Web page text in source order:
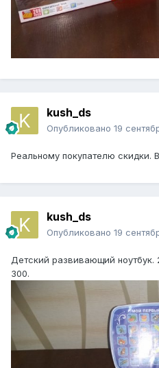
kush_ds
Опубликовано 19
Реальному покупателю скидки.
kush_ds
Опубликовано 19
Детский развивающий ноутбук.
300.